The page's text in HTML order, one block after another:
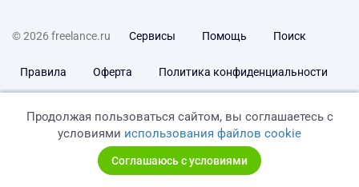
© 2026 freelance.ru Сервисы Помощь Поиск
Правила Оферта Политика конфиденциальности
Продолжая пользоваться сайтом, вы соглашаетесь с
условиями использования файлов cookie
Соглашаюсь с условиями